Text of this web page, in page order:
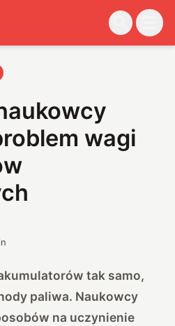
wagi
tak samo,
paliwa. Naukowcy
na uczynienie